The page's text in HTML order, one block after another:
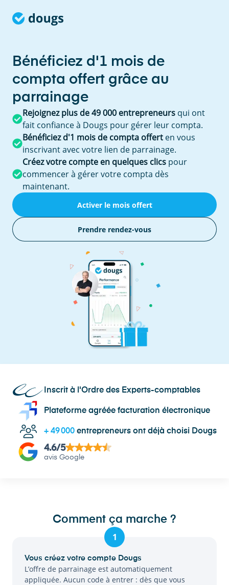
Bénéficiez d'1 mois de
compta offert grâce au
parrainage
Rejoignez plus de 49 000 entrepreneurs qui ont
fait confiance à Dougs pour gérer leur compta.
Bénéficiez d'1 mois de compta offert en vous
inscrivant avec votre lien de parrainage.
Créez votre compte en quelques clics pour
commencer à gérer votre compta dès
maintenant.
Activer le mois offert
Prendre rendez-vous
Inscrit à l'Ordre des Experts-comptables
Plateforme agréée facturation électronique
+ 49 000 entrepreneurs ont déjà choisi Dougs
4.6/5
avis Google
Comment ça marche ?
1
Vous créez votre compte Dougs
L’offre de parrainage est automatiquement
appliquée. Aucun code à entrer : dès que vous